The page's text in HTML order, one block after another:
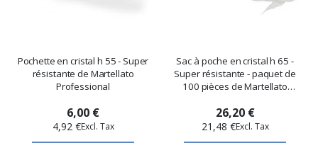
Pochette en cristal h 55 - Super
résistante de Martellato
Professional
6,00 €
4,92 €
Sac à poche en cristal h 65 -
Super résistante - paquet de
100 pièces de Martellato
26,20 €
21,48 €